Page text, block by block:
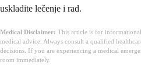
uskladite lečenje i rad.
Medical Disclaimer: This article is for
medical advice. Always consult a qualified
decisions. If you are experiencing a medical
room immediately.